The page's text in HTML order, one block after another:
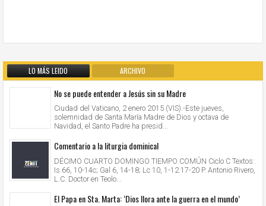
LO MÁS LEIDO ARCHIVO
No se puede entender a Jesús sin su Madre
Ciudad del Vaticano, 2 enero 2015 (VIS).-Este jueves,
solemnidad de Santa María Madre de Dios y octava de
Navidad, el Santo Padre ha presid...
Comentario a la liturgia dominical
DÉCIMO CUARTO DOMINGO TIEMPO COMÚN Ciclo C Textos:
Is 66, 10-14c; Gal 6, 14-18; Lc 10, 1-12.17-20 P. Antonio Rivero,
L.C. Doctor en Teolo...
El Papa en Sta. Marta: ‘Dios llora ante la guerra en el mundo’